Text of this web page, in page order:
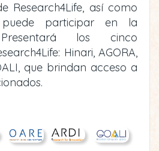
Research4Life, así como
participar en la
los cinco
Hinari, AGORA,
que brindan acceso a